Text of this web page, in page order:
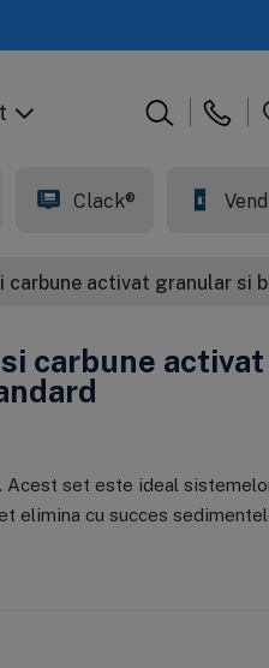
Clack®
activat granular si
carbune
Acest set este ideal
elimina cu succes